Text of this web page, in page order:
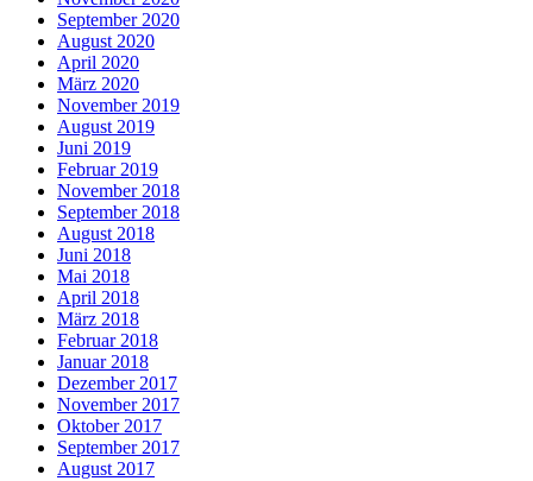
September 2020
August 2020
April 2020
März 2020
November 2019
August 2019
Juni 2019
Februar 2019
November 2018
September 2018
August 2018
Juni 2018
Mai 2018
April 2018
März 2018
Februar 2018
Januar 2018
Dezember 2017
November 2017
Oktober 2017
September 2017
August 2017